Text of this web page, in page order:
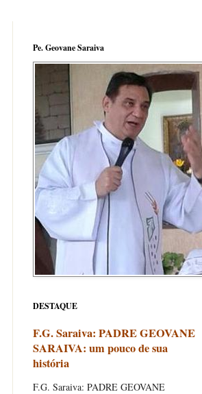
Pe. Geovane Saraiva
DESTAQUE
F.G. Saraiva: PADRE GEOVANE
SARAIVA: um pouco de sua
história
F.G. Saraiva: PADRE GEOVANE